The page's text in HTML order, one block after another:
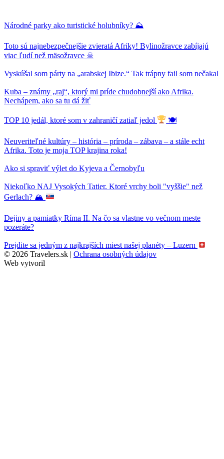
Národné parky ako turistické holubníky? ⛰
Toto sú najnebezpečnejšie zvieratá Afriky! Bylinožravce zabíjajú
viac ľudí než mäsožravce ☠
Vyskúšal som párty na „arabskej Ibize.“ Tak trápny fail som nečakal
Kuba – známy „raj“, ktorý mi príde chudobnejší ako Afrika.
Nechápem, ako sa tu dá žiť
TOP 10 jedál, ktoré som v zahraničí zatiaľ jedol 🍽
Neuveriteľné kultúry – história – príroda – zábava – a stále echt
Afrika. Toto je moja TOP krajina roka!
Ako si spraviť výlet do Kyjeva a Černobyľu
Niekoľko NAJ Vysokých Tatier. Ktoré vrchy boli "vyššie" než
Gerlach? 🏔
Dejiny a pamiatky Ríma II. Na čo sa vlastne vo večnom meste
pozeráte?
Prejdite sa jedným z najkrajších miest našej planéty – Luzern
© 2026 Travelers.sk | Ochrana osobných údajov
Web vytvoril